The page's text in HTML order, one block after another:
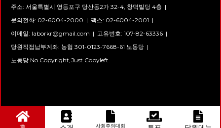
주소: 서울특별시 영등포구 당산동2가 32-4, 창덕빌딩 4층 |
문의전화: 02-6004-2000 | 팩스: 02-6004-2001 |
이메일: laborkr@gmail.com | 고유번호: 107-82-63336 |
당원직접납부계좌: 농협 301-0123-7668-61 노동당 |
노동당.No Copyright,Just Copyleft.
사회주의대회